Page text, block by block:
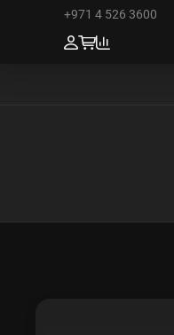
+971 4 526 3600